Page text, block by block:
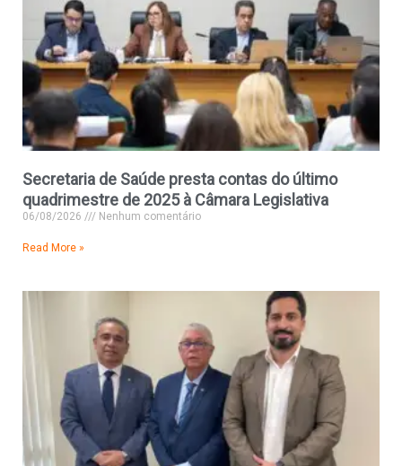
Secretaria de Saúde presta contas do último
quadrimestre de 2025 à Câmara Legislativa
06/08/2026 Nenhum comentário
Read More »